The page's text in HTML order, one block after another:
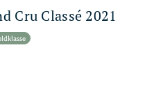
Cru Classé 2021